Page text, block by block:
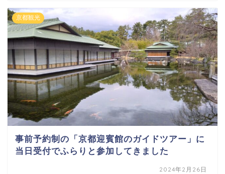
京都観光
事前予約制の「京都迎賓館のガイドツアー」に
当日受付でふらりと参加してきました
2024年2月26日